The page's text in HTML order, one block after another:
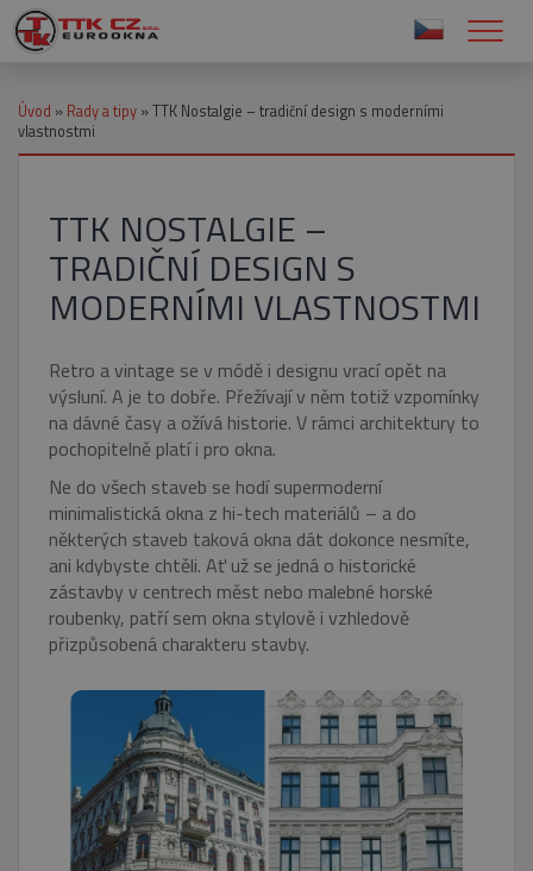
Úvod » Rady a tipy »TTK Nostalgie – tradiční design s moderními
vlastnostmi
TTK NOSTALGIE –
TRADIČNÍ DESIGN S
MODERNÍMI VLASTNOSTMI
Retro a vintage se v módě i designu vrací opět na
výsluní. A je to dobře. Přežívají v něm totiž vzpomínky
na dávné časy a ožívá historie. V rámci architektury to
pochopitelně platí i pro okna.
Ne do všech staveb se hodí supermoderní
minimalistická okna z hi-tech materiálů – a do
některých staveb taková okna dát dokonce nesmíte,
ani kdybyste chtěli. Ať už se jedná o historické
zástavby v centrech měst nebo malebné horské
roubenky, patří sem okna stylově i vzhledově
přizpůsobená charakteru stavby.